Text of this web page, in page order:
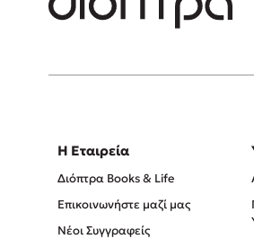
Η Εταιρεία
Διόπτρα Books & Life
Επικοινωνήστε μαζί μας
Νέοι Συγγραφείς